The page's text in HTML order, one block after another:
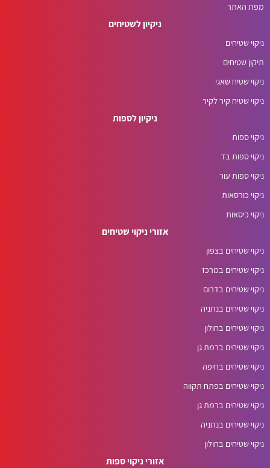
מפת האתר
ניקיון לשטיחים
ניקוי שטיחים
תיקון שטיחים
ניקוי שטיח שאגי
ניקוי שטיח קיר לקיר
ניקיון לספות
ניקוי ספות
ניקוי ספות בד
ניקוי ספות עור
ניקוי כורסאות
ניקוי כיסאות
אזורי ניקוי שטיחים
ניקוי שטיחים בצפון
ניקוי שטיחים במרכז
ניקוי שטיחים בדרום
ניקוי שטיחים בנתניה
ניקוי שטיחים בחולון
ניקוי שטיחים ברמת גן
ניקוי שטיחים בחיפה
ניקוי שטיחים בפתח תקווה
ניקוי שטיחים ברמת גן
ניקוי שטיחים בנתניה
ניקוי שטיחים בחולון
אזורי ניקוי ספות